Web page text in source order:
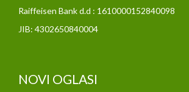
Raiffeisen Bank d.d : 1610000152840098
JIB: 4302650840004
NOVI OGLASI